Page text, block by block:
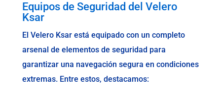
Equipos de Seguridad del Velero
Ksar
El Velero Ksar está equipado con un completo
arsenal de elementos de seguridad para
garantizar una navegación segura en condiciones
extremas. Entre estos, destacamos: